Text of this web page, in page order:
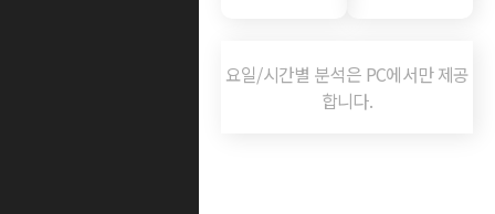
요일/시간별 분석은 PC에서만 제공
합니다.